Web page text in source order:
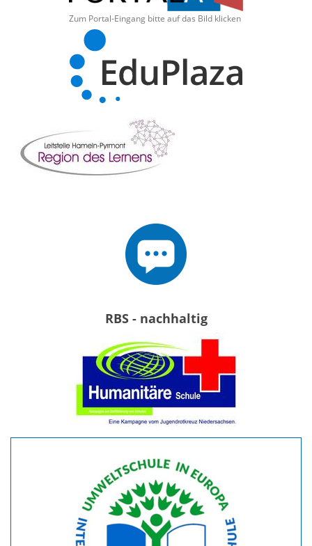
Zum Portal-Eingang bitte auf das Bild klicken
RBS - nachhaltig